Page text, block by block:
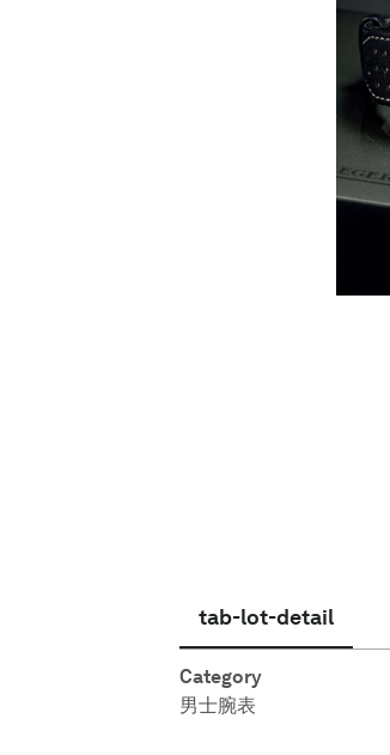
tab-lot-detail
Category
男士腕表